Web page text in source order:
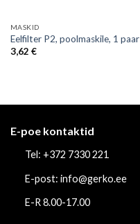
MASKID
Eelfilter P2, poolmaskile, 1 paar
3,62 €
E-poe kontaktid
Tel: +372 7330 221
E-post: info@gerko.ee
E-R 8.00-17.00